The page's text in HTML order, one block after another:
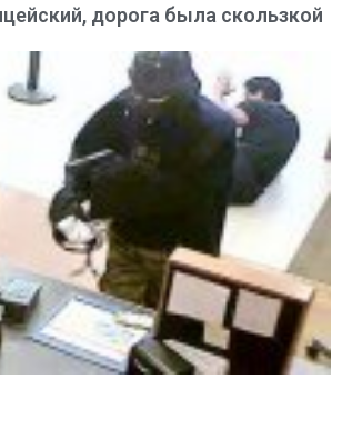
дорога была скользкой